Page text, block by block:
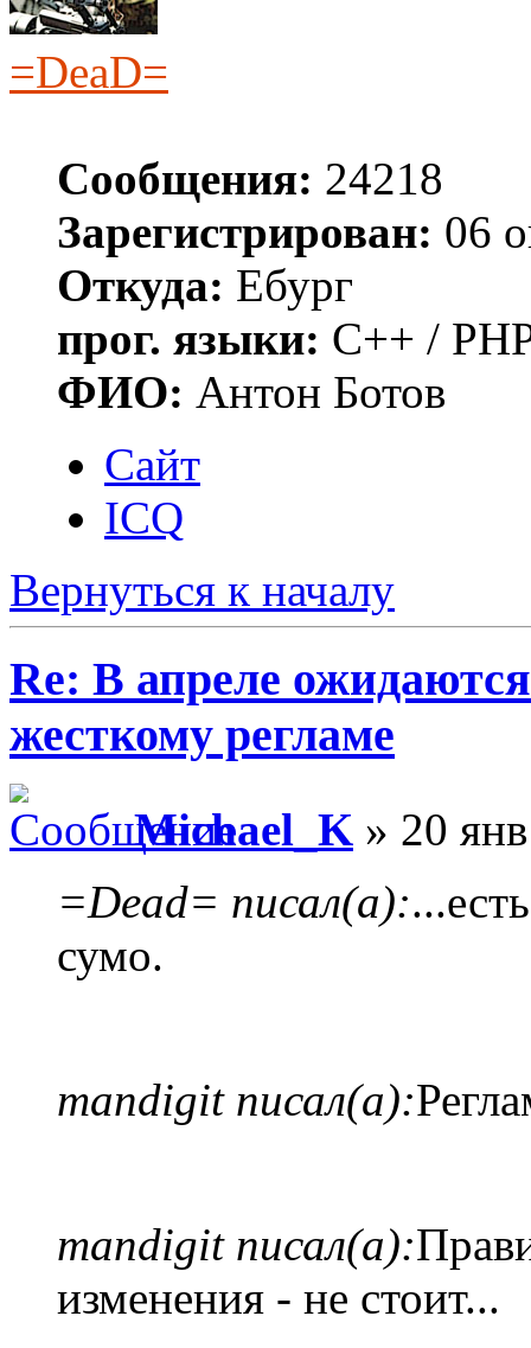
=DeaD=
Сообщения: 24218
Зарегистрирован: 06
Откуда: Ебург
прог. языки: C++ /
ФИО: Антон Ботов
Сайт
ICQ
Вернуться к началу
Re: В апреле
жесткому регламе
Michael_K » 20
=Dead= писал(а):
сумо.
mandigit писал(а):
mandigit писал(а):
изменения - не стоит...